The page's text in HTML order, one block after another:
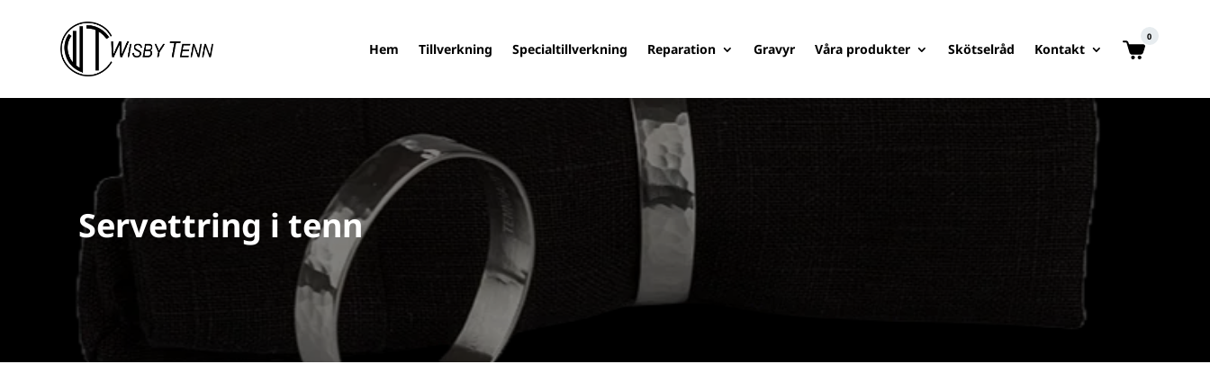
Hem Tillverkning Specialtillverkning Reparation Gravyr Våra produkter Skötselråd Kontakt
0
Servettring i tenn